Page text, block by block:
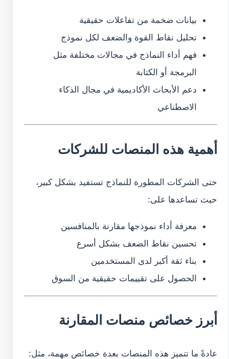
بيانات ضخمة من تفاعلات حقيقية
تحليل نقاط القوة والضعف لكل نموذج
فهم أداء النماذج في مجالات مختلفة مثل
البرمجة أو الكتابة
دعم الأبحاث الأكاديمية في مجال الذكاء
الاصطناعي
أهمية هذه المنصات للشركات
حتى الشركات المطورة للنماذج تستفيد بشكل كبير،
حيث تساعدها على:
معرفة أداء نموذجها مقارنة بالمنافسين
تحسين نقاط الضعف بشكل أسرع
بناء ثقة أكبر لدى المستخدمين
الحصول على تقييمات حقيقية من السوق
أبرز خصائص منصات المقارنة
عادةً ما تتميز هذه المنصات بعدة خصائص مهمة، مثل: